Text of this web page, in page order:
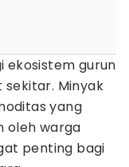
ekosistem gurun
Minyak
yang
oleh warga
penting bagi